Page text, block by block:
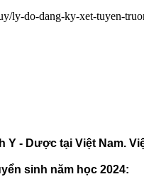
ly-do-dang-ky-xet-tuyen-
- Dược tại Việt Nam.
sinh năm học 2024: